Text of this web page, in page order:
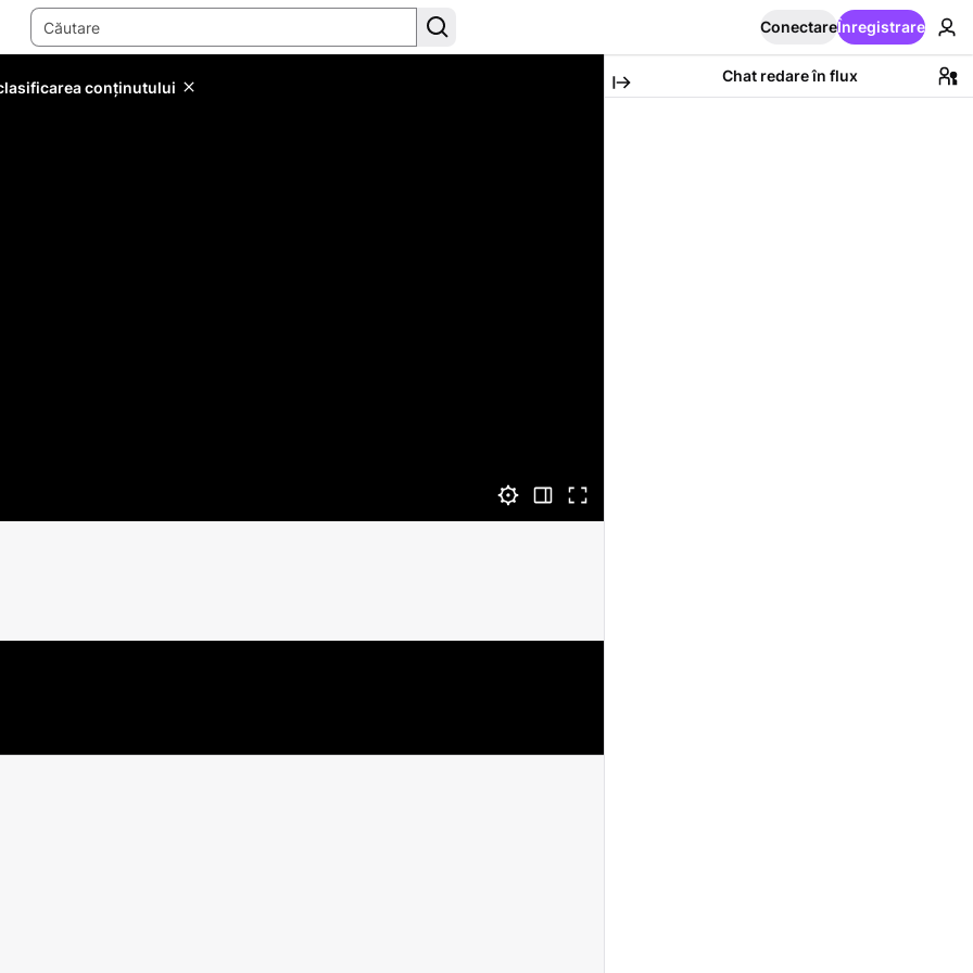
ConectareÎnregistrare
conținutului
Chat redare în flux